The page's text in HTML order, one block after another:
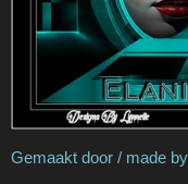
Gemaakt